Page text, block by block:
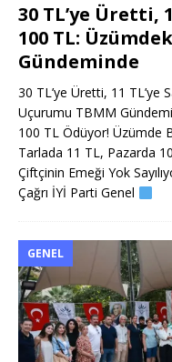
30 TL’ye Üretti,
100 TL:
Gündeminde
30 TL’ye Üretti, 11 TL’ye
Uçurumu TBMM
100 TL Ödüyor! Üzümde
Tarlada 11 TL, Pazarda
Çiftçinin Emeği Yok
Çağrı İYİ Parti Genel
GENEL